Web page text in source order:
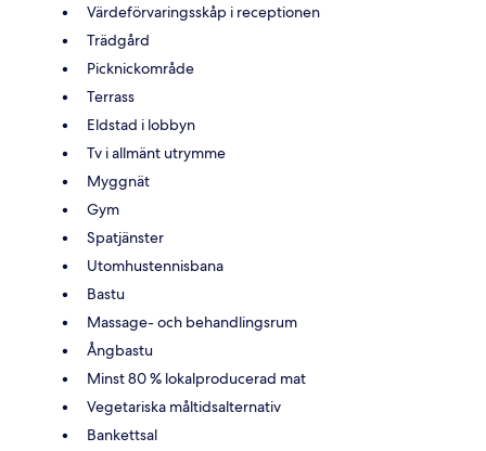
Värdeförvaringsskåp i receptionen
Trädgård
Picknickområde
Terrass
Eldstad i lobbyn
Tv i allmänt utrymme
Myggnät
Gym
Spatjänster
Utomhustennisbana
Bastu
Massage- och behandlingsrum
Ångbastu
Minst 80 % lokalproducerad mat
Vegetariska måltidsalternativ
Bankettsal